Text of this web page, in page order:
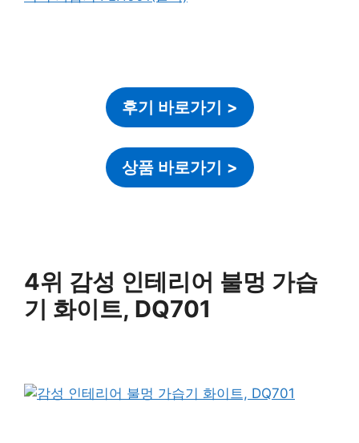
후기 바로가기 >
상품 바로가기 >
4위 감성 인테리어 불멍 가습
기 화이트, DQ701